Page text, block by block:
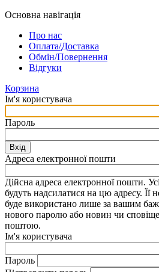
Основна навігація
Про нас
Оплата/Доставка
Обмін/Повернення
Відгуки
Корзина
Ім'я користувача
Пароль
Вхід
Адреса електронної пошти
Дійсна адреса електронної пошти.
будуть надсилатися на цю адресу. Її
буде використано лише за вашим
нового паролю або новин чи
поштою.
Ім'я користувача
Пароль